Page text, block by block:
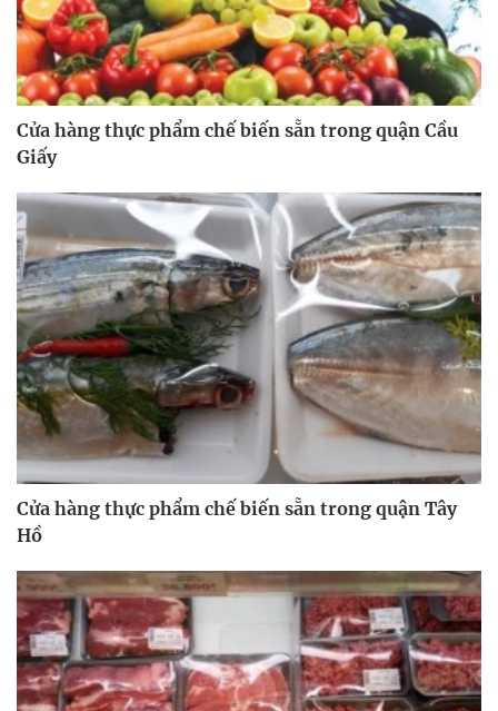
Cửa hàng thực phẩm chế biến sẵn trong quận Cầu
Giấy
Cửa hàng thực phẩm chế biến sẵn trong quận Tây
Hồ